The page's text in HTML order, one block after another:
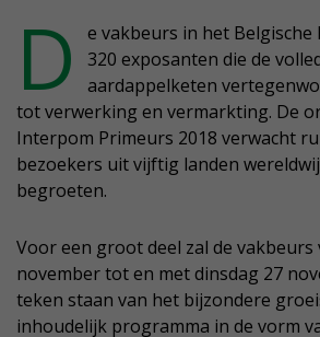
D
e vakbeurs in het
320 exposanten die de
aardappelketen
tot verwerking en vermarkting. De
Interpom Primeurs 2018 verwacht
bezoekers uit vijftig landen
begroeten.
Voor een groot deel zal de vakbeurs
november tot en met dinsdag 27
teken staan van het bijzondere
inhoudelijk programma in de vorm